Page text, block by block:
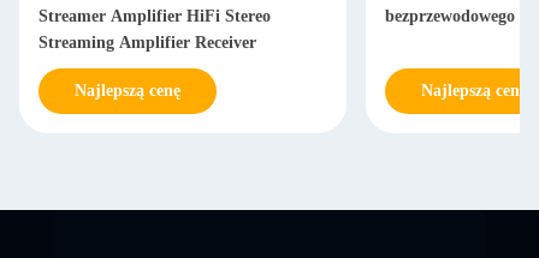
Streamer Amplifier HiFi Stereo
Streaming Amplifier Receiver
Najlepszą cenę
bezprzewodowego
Najlepszą cenę